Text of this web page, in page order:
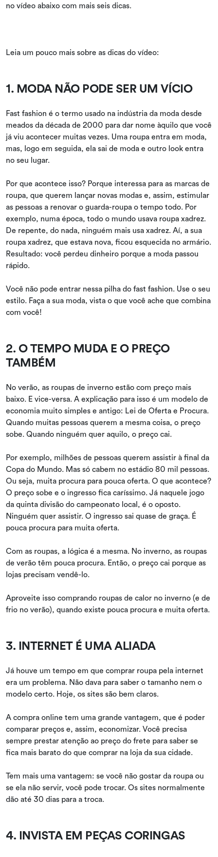
no vídeo abaixo com mais seis dicas.
Leia um pouco mais sobre as dicas do vídeo:
1. MODA NÃO PODE SER UM VÍCIO
Fast fashion é o termo usado na indústria da moda desde
meados da década de 2000 para dar nome àquilo que você
já viu acontecer muitas vezes. Uma roupa entra em moda,
mas, logo em seguida, ela sai de moda e outro look entra
no seu lugar.
Por que acontece isso? Porque interessa para as marcas de
roupa, que querem lançar novas modas e, assim, estimular
as pessoas a renovar o guarda-roupa o tempo todo. Por
exemplo, numa época, todo o mundo usava roupa xadrez.
De repente, do nada, ninguém mais usa xadrez. Aí, a sua
roupa xadrez, que estava nova, ficou esquecida no armário.
Resultado: você perdeu dinheiro porque a moda passou
rápido.
Você não pode entrar nessa pilha do fast fashion. Use o seu
estilo. Faça a sua moda, vista o que você ache que combina
com você!
2. O TEMPO MUDA E O PREÇO
TAMBÉM
No verão, as roupas de inverno estão com preço mais
baixo. E vice-versa. A explicação para isso é um modelo de
economia muito simples e antigo: Lei de Oferta e Procura.
Quando muitas pessoas querem a mesma coisa, o preço
sobe. Quando ninguém quer aquilo, o preço cai.
Por exemplo, milhões de pessoas querem assistir à final da
Copa do Mundo. Mas só cabem no estádio 80 mil pessoas.
Ou seja, muita procura para pouca oferta. O que acontece?
O preço sobe e o ingresso fica caríssimo. Já naquele jogo
da quinta divisão do campeonato local, é o oposto.
Ninguém quer assistir. O ingresso sai quase de graça. É
pouca procura para muita oferta.
Com as roupas, a lógica é a mesma. No inverno, as roupas
de verão têm pouca procura. Então, o preço cai porque as
lojas precisam vendê-lo.
Aproveite isso comprando roupas de calor no inverno (e de
frio no verão), quando existe pouca procura e muita oferta.
3. INTERNET É UMA ALIADA
Já houve um tempo em que comprar roupa pela internet
era um problema. Não dava para saber o tamanho nem o
modelo certo. Hoje, os sites são bem claros.
A compra online tem uma grande vantagem, que é poder
comparar preços e, assim, economizar. Você precisa
sempre prestar atenção ao preço do frete para saber se
fica mais barato do que comprar na loja da sua cidade.
Tem mais uma vantagem: se você não gostar da roupa ou
se ela não servir, você pode trocar. Os sites normalmente
dão até 30 dias para a troca.
4. INVISTA EM PEÇAS CORINGAS